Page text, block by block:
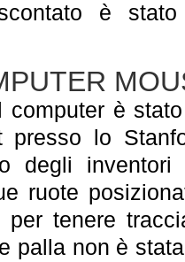
è
computer è
presso lo
degli inventori
ruote
per tenere
palla non è